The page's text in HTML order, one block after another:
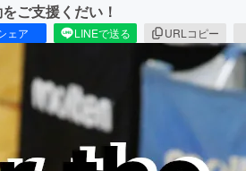
ご支援くだい！
ェア LINEで送る URLコピー